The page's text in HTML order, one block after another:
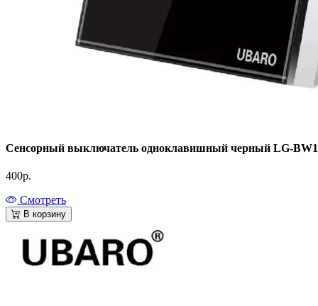
Сенсорный выключатель одноклавишный черный LG-
400р.
Смотреть
В корзину